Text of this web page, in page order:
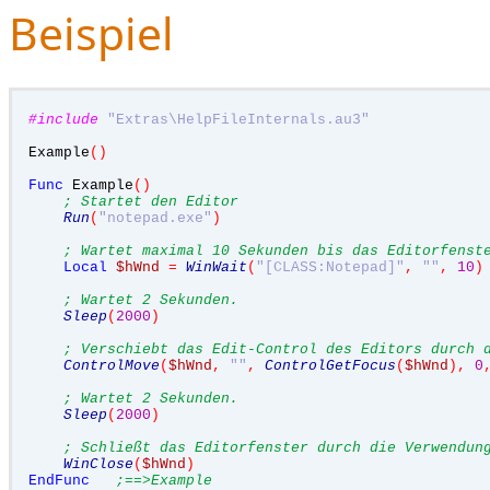
Beispiel
#include
"Extras\HelpFileInternals.au3"
Example ()
Func Example ()
; Startet den Editor
Run ( "notepad.exe" )
; Wartet maximal 10 Sekunden bis das
Local $hWnd = WinWait ( "[CLASS:Notepad]" , "" , 10 )
; Wartet 2 Sekunden.
Sleep ( 2000 )
; Verschiebt das Edit-Control des Editors durch
ControlMove ( $hWnd , "" , ControlGetFocus ( $hWnd ), 0
; Wartet 2 Sekunden.
Sleep ( 2000 )
; Schließt das Editorfenster durch die Verwendung
WinClose ( $hWnd )
EndFunc
;==>Example